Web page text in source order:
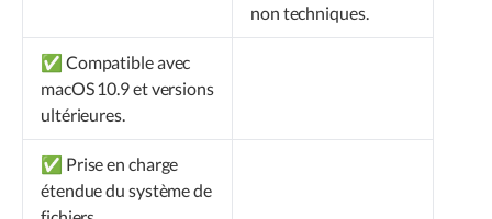
non techniques.
✅ Compatible avec
macOS 10.9 et versions
ultérieures.
✅ Prise en charge
étendue du système de